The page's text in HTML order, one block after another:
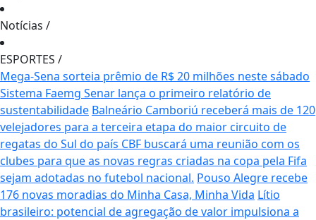
Notícias /
ESPORTES /
Mega-Sena sorteia prêmio de R$ 20 milhões neste sábado
Sistema Faemg Senar lança o primeiro relatório de
sustentabilidade Balneário Camboriú receberá mais de 120
velejadores para a terceira etapa do maior circuito de
regatas do Sul do país CBF buscará uma reunião com os
clubes para que as novas regras criadas na copa pela Fifa
sejam adotadas no futebol nacional. Pouso Alegre recebe
176 novas moradias do Minha Casa, Minha Vida Lítio
brasileiro: potencial de agregação de valor impulsiona a